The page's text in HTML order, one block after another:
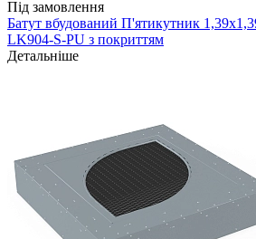
Під замовлення
Батут вбудований П'ятикутник
LK904-S-PU з покриттям
Детальніше